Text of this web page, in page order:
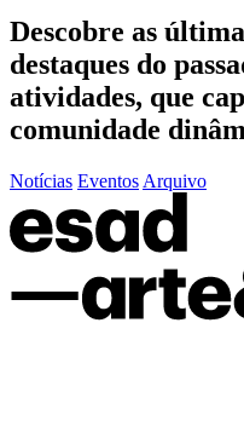
Descobre as
destaques do
atividades, que
comunidade
Notícias Eventos Arquivo